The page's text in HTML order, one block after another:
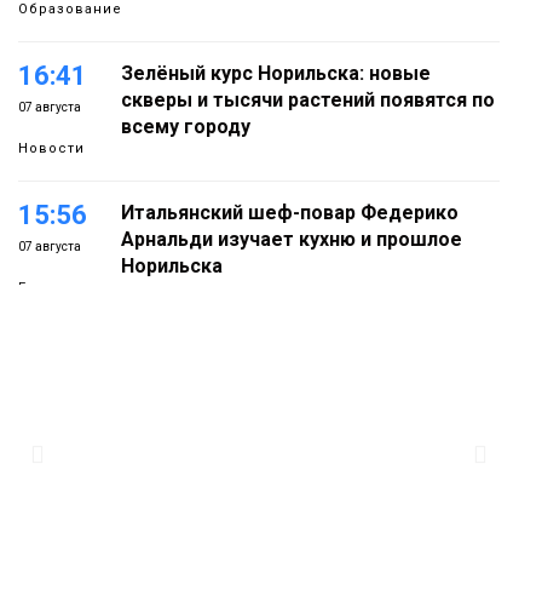
Образование
16:41
07 августа
Новости
Зелёный курс Норильска: новые
скверы и тысячи растений появятся по
всему городу
15:56
07 августа
Еда
Итальянский шеф-повар Федерико
Арнальди изучает кухню и прошлое
Норильска